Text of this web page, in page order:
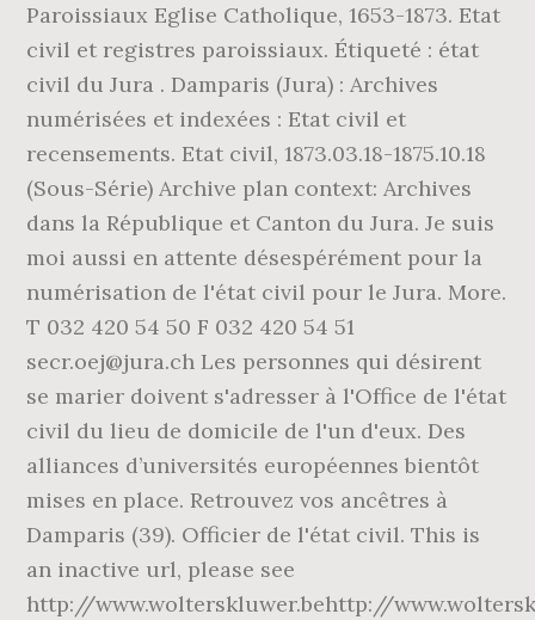
Paroissiaux Eglise Catholique, 1653-1873. Etat
civil et registres paroissiaux. Étiqueté : état
civil du Jura . Damparis (Jura) : Archives
numérisées et indexées : Etat civil et
recensements. Etat civil, 1873.03.18-1875.10.18
(Sous-Série) Archive plan context: Archives
dans la République et Canton du Jura. Je suis
moi aussi en attente désespérément pour la
numérisation de l'état civil pour le Jura. More.
T 032 420 54 50 F 032 420 54 51
secr.oej@jura.ch Les personnes qui désirent
se marier doivent s'adresser à l'Office de l'état
civil du lieu de domicile de l'un d'eux. Des
alliances d’universités européennes bientôt
mises en place. Retrouvez vos ancêtres à
Damparis (39). Officier de l'état civil. This is
an inactive url, please see
http://www.wolterskluwer.behttp://